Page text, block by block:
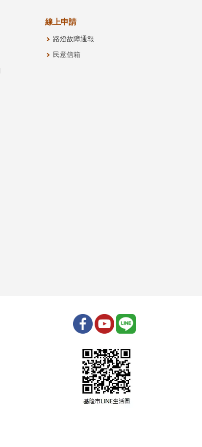
線上申請
路燈故障通報
民意信箱